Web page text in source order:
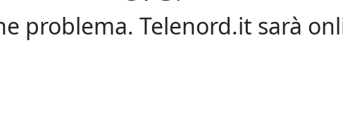
problema. Telenord.it sarà